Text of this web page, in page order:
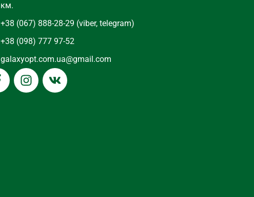
км.
+38 (067) 888-28-29 (viber, telegram)
+38 (098) 777 97-52
galaxyopt.com.ua@gmail.com